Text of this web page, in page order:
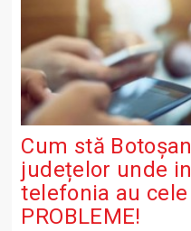
Cum stă
județelor unde
telefonia au
PROBLEME!